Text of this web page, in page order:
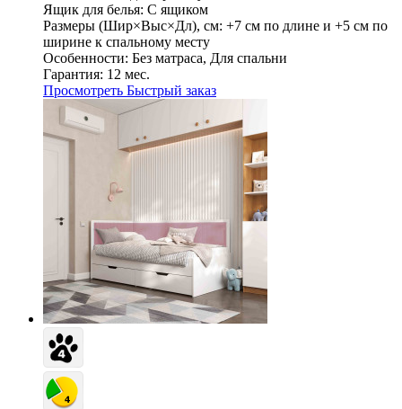
Ящик для белья: С ящиком
Размеры (Шир×Выс×Дл), см: +7 см по длине и +5 см по
ширине к спальному месту
Особенности: Без матраса, Для спальни
Гарантия: 12 мес.
Просмотреть Быстрый заказ